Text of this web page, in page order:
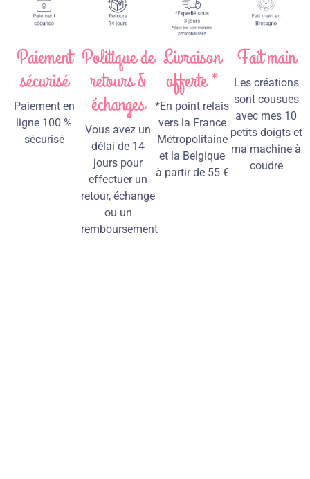
Paiement
sécurisé
Paiement en
ligne 100 %
sécurisé
Politique de
retours &
échanges
Vous avez un
délai de 14
jours pour
effectuer un
retour, échange
ou un
remboursement
Livraison
offerte *
*En point relais
vers la France
Métropolitaine
et la Belgique
à partir de 55 €
Fait main
Les créations
sont cousues
avec mes 10
petits doigts et
ma machine à
coudre